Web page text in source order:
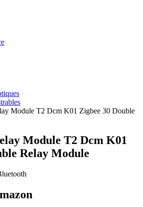
Module T2 Dcm K01 Zigbee 30 Double
Module T2 Dcm K01
Relay Module